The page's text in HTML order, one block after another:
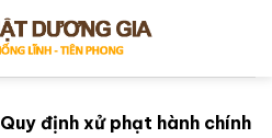
Quy định xử phạt hành chính